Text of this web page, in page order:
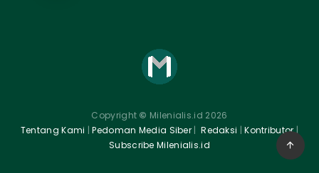
Copyright © Milenialis.id 2026
Tentang Kami |Pedoman Media Siber | Redaksi |Kontributor|
Subscribe Milenialis.id